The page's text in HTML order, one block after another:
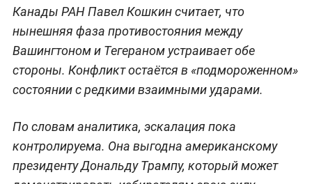
Канады РАН Павел Кошкин считает, что
нынешняя фаза противостояния между
Вашингтоном и Тегераном устраивает обе
стороны. Конфликт остаётся в «подмороженном»
состоянии с редкими взаимными ударами.
По словам аналитика, эскалация пока
контролируема. Она выгодна американскому
президенту Дональду Трампу, который может